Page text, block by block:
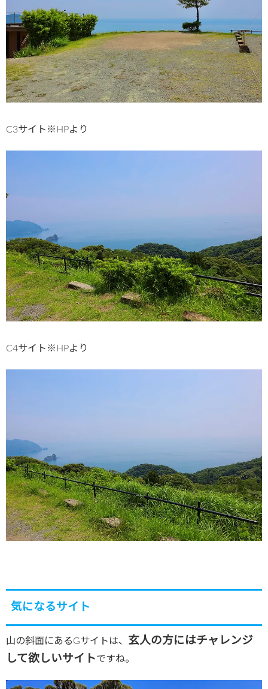
C3サイト※HPより
C4サイト※HPより
気になるサイト
山の斜面にあるGサイトは、 玄人の方にはチャレンジ
して欲しいサイトですね。